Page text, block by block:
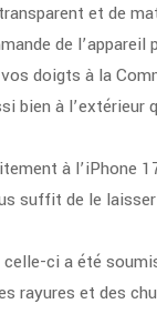
et de
de
doigts à la
bien à
à l’iPhone
suffit de le
ci a été
rayures et des